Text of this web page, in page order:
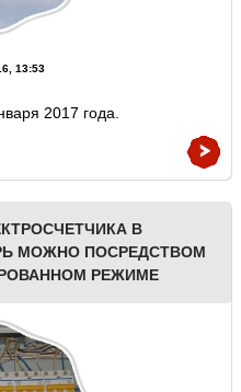
13:53
2017 года.
В
МОЖНО ПОСРЕДСТВОМ
РЕЖИМЕ